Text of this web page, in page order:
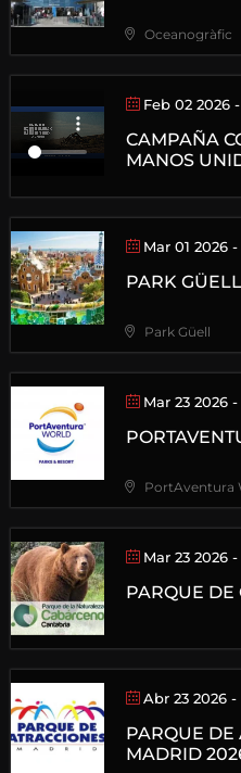
Oceanogràfic
Feb 02 2026
CAMPAÑA
MANOS
Mar 01 2026 -
PARK GÜELL
Park Güell
Mar 23 2026 -
PortAventura
Mar 23 2026 -
PARQUE DE
Abr 23 2026 -
PARQUE DE
MADRID